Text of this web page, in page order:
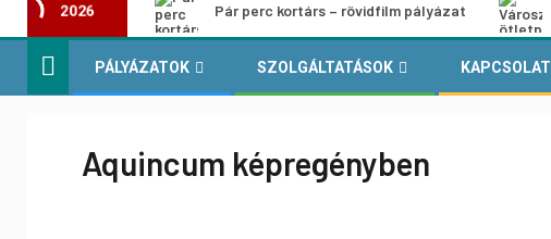
2026 Pár perc kortárs – rövidfilm pályázat
PÁLYÁZATOK SZOLGÁLTATÁSOK KAPCSOLAT
Aquincum képregényben